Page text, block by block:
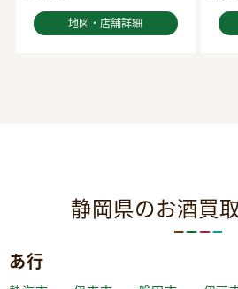
地図・店舗詳細
静岡県のお酒買
あ行